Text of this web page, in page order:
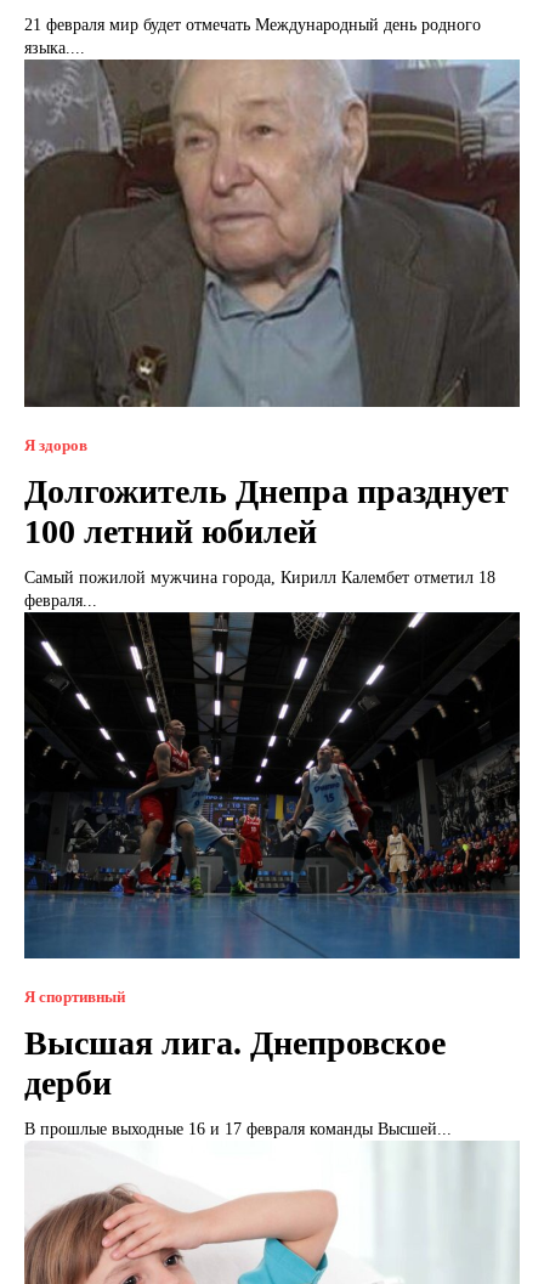
21 февраля мир будет отмечать Международный день родного
языка....
Я здоров
Долгожитель Днепра празднует
100 летний юбилей
Самый пожилой мужчина города, Кирилл Калембет отметил 18
февраля...
Я спортивный
Высшая лига. Днепровское
дерби
В прошлые выходные 16 и 17 февраля команды Высшей...